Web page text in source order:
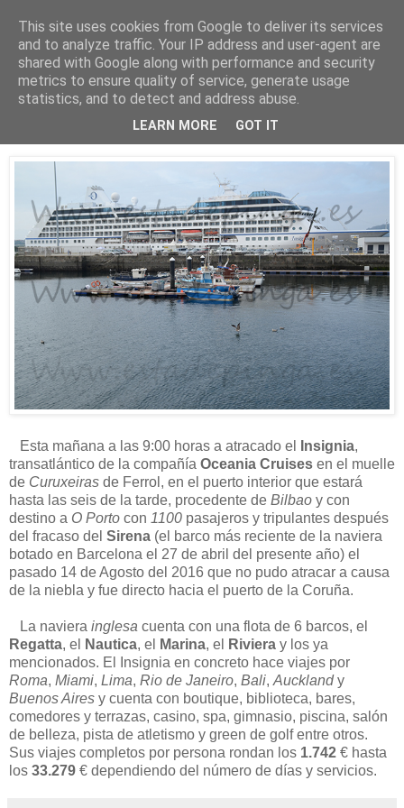
Está de pinga
16/8/16
Esta mañana a las 9:00 horas a atracado el Insignia,
transatlántico de la compañía Oceania Cruises en el muelle
de Curuxeiras de Ferrol, en el puerto interior que estará
hasta las seis de la tarde, procedente de Bilbao y con
destino a O Porto con 1100 pasajeros y tripulantes después
del fracaso del Sirena (el barco más reciente de la naviera
botado en Barcelona el 27 de abril del presente año) el
pasado 14 de Agosto del 2016 que no pudo atracar a causa
de la niebla y fue directo hacia el puerto de la Coruña.
La naviera inglesa cuenta con una flota de 6 barcos, el
Regatta, el Nautica, el Marina, el Riviera y los ya
mencionados. El Insignia en concreto hace viajes por
Roma, Miami, Lima, Rio de Janeiro, Bali, Aucklandy
Buenos Aires y cuenta con boutique, biblioteca, bares,
comedores y terrazas, casino, spa, gimnasio, piscina, salón
de belleza, pista de atletismo y green de golf entre otros.
Sus viajes completos por persona rondan los 1.742 € hasta
los 33.279 € dependiendo del número de días y servicios.
This site uses cookies from Google to deliver its services
and to analyze traffic. Your IP address and user-agent are
shared with Google along with performance and security
metrics to ensure quality of service, generate usage
statistics, and to detect and address abuse.
LEARN MORE GOT IT